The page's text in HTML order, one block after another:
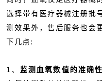
选择带有医疗器械注册批
测效果外，售后服务也会
下几点:
1、 监测血氧数值的准确